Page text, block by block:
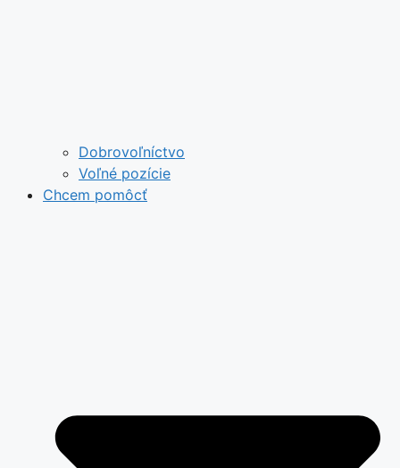
Dobrovoľníctvo
Voľné pozície
Chcem pomôcť